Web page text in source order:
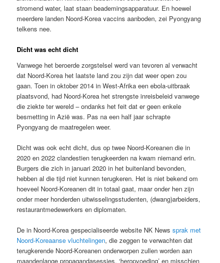
stromend water, laat staan beademingsapparatuur. En hoewel
meerdere landen Noord-Korea vaccins aanboden, zei Pyongyang
telkens nee.
Dicht was echt dicht
Vanwege het beroerde zorgstelsel werd van tevoren al verwacht
dat Noord-Korea het laatste land zou zijn dat weer open zou
gaan. Toen in oktober 2014 in West-Afrika een ebola-uitbraak
plaatsvond, had Noord-Korea het strengste inreisbeleid vanwege
die ziekte ter wereld – ondanks het feit dat er geen enkele
besmetting in Azië was. Pas na een half jaar schrapte
Pyongyang de maatregelen weer.
Dicht was ook echt dicht, dus op twee Noord-Koreanen die in
2020 en 2022 clandestien terugkeerden na kwam niemand erin.
Burgers die zich in januari 2020 in het buitenland bevonden,
hebben al die tijd niet kunnen terugkeren. Het is niet bekend om
hoeveel Noord-Koreanen dit in totaal gaat, maar onder hen zijn
onder meer honderden uitwisselingsstudenten, (dwang)arbeiders,
restaurantmedewerkers en diplomaten.
De in Noord-Korea gespecialiseerde website NK Newssprak met
Noord-Koreaanse vluchtelingen, die zeggen te verwachten dat
terugkerende Noord-Koreanen onderworpen zullen worden aan
maandenlange propagandasessies, ‘heropvoeding’ en misschien